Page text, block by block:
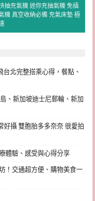
抽充氣機 迷你充抽氣機 免插
機 真空收納必備 充氣床墊 極
北完整搭乘心得，餐點、
、新加坡迪士尼郵輪、新加
好攝 雙胞胎多多奈奈 很愛拍
體驗、感受與心得分享
！交通超方便、購物美食一